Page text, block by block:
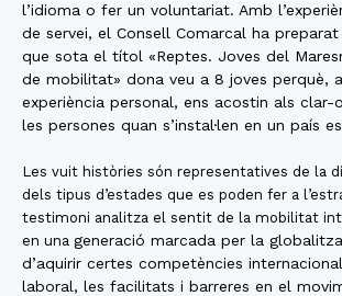
l’idioma o fer un voluntariat. Amb
de servei, el Consell Comarcal ha
que sota el títol «Reptes. Joves del
de mobilitat» dona veu a 8 joves perquè,
experiència personal, ens acostin als clar-
les persones quan s’instal·len en un país
Les vuit històries són representatives de la
dels tipus d’estades que es poden fer a
testimoni analitza el sentit de la mobilitat
en una generació marcada per la
d’aquirir certes competències
laboral, les facilitats i barreres en el